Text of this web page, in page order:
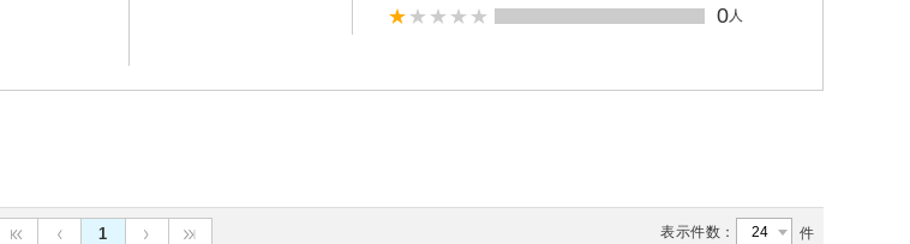
0人
1 表示件数： 件